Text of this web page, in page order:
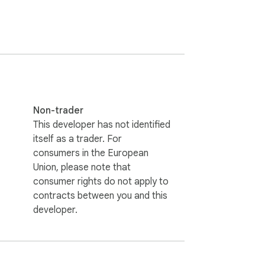
в USD.
источника.
Non-trader
This developer has not identified
itself as a trader. For
consumers in the European
Union, please note that
consumer rights do not apply to
contracts between you and this
developer.